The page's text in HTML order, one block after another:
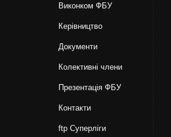
Виконком ФБУ
Керівництво
Документи
Колективні члени
Презентація ФБУ
Контакти
ftp Суперліги